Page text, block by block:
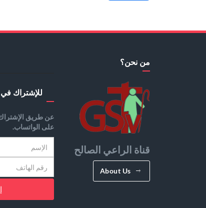
من نحن؟
قناة الراعي الصالح
About Us
للإشتراك في
عن طريق الإشتراك
على الواتساب.